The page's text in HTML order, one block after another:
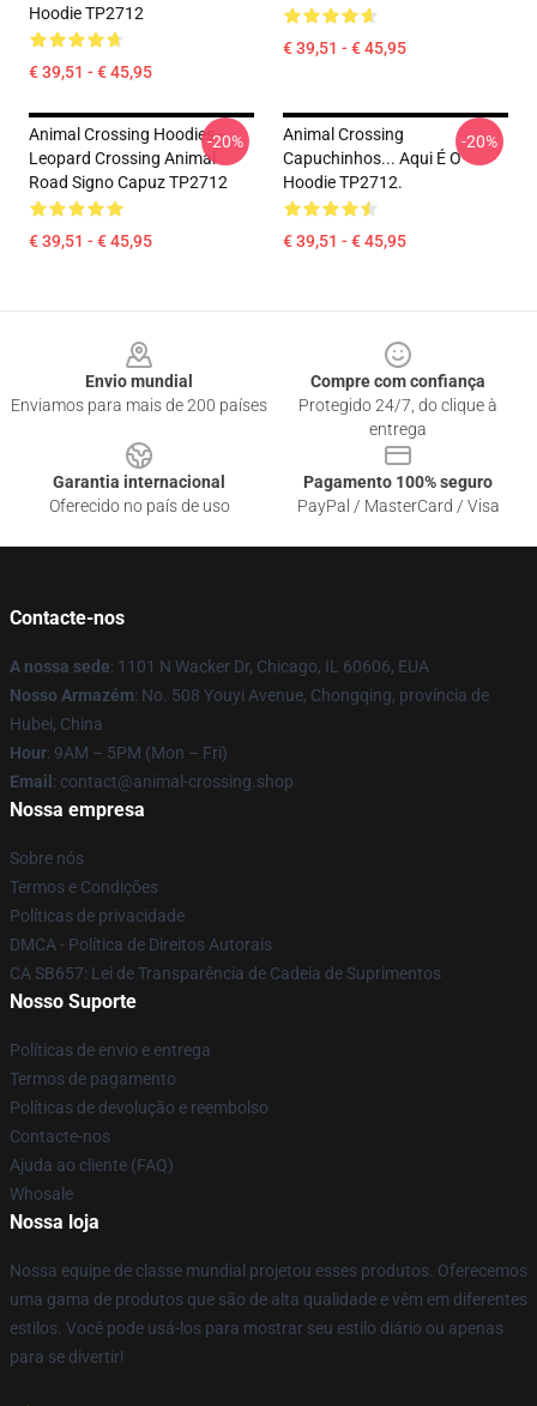
Hoodie TP2712
€ 39,51 - € 45,95
€ 39,51 - € 45,95
Animal Crossing Hoodies -
Leopard Crossing Animal
Road Signo Capuz TP2712
€ 39,51 - € 45,95
-20%
Animal Crossing
Capuchinhos... Aqui É O
Hoodie TP2712.
€ 39,51 - € 45,95
-20%
Envio mundial
Enviamos para mais de 200 países
Compre com confiança
Protegido 24/7, do clique à
entrega
Garantia internacional
Oferecido no país de uso
Pagamento 100% seguro
PayPal / MasterCard / Visa
Contacte-nos
A nossa sede: 1101 N Wacker Dr, Chicago, IL 60606, EUA
Nosso Armazém: No. 508 Youyi Avenue, Chongqing, província de
Hubei, China
Hour: 9AM – 5PM (Mon – Fri)
Email : contact@animal-crossing.shop
Nossa empresa
Sobre nós
Termos e Condições
Políticas de privacidade
DMCA - Política de Direitos Autorais
CA SB657: Lei de Transparência de Cadeia de Suprimentos
Nosso Suporte
Políticas de envio e entrega
Termos de pagamento
Políticas de devolução e reembolso
Contacte-nos
Ajuda ao cliente (FAQ)
Whosale
Nossa loja
Nossa equipe de classe mundial projetou esses produtos. Oferecemos
uma gama de produtos que são de alta qualidade e vêm em diferentes
estilos. Você pode usá-los para mostrar seu estilo diário ou apenas
para se divertir!